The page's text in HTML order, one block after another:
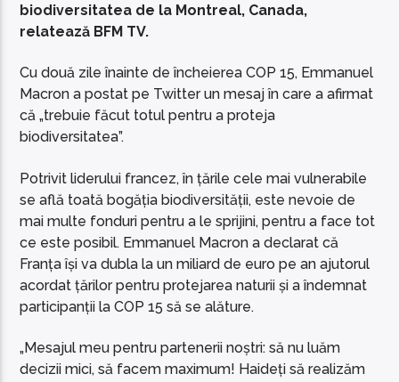
biodiversitatea de la Montreal, Canada,
relatează BFM TV.
Cu două zile înainte de încheierea COP 15, Emmanuel
Macron a postat pe Twitter un mesaj în care a afirmat
că „trebuie făcut totul pentru a proteja
biodiversitatea”.
Potrivit liderului francez, în țările cele mai vulnerabile
se află toată bogăția biodiversității, este nevoie de
mai multe fonduri pentru a le sprijini, pentru a face tot
ce este posibil. Emmanuel Macron a declarat că
Franța își va dubla la un miliard de euro pe an ajutorul
acordat țărilor pentru protejarea naturii și a îndemnat
participanții la COP 15 să se alăture.
„Mesajul meu pentru partenerii noștri: să nu luăm
decizii mici, să facem maximum! Haideți să realizăm